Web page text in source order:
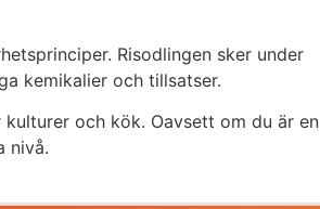
Risodlingen sker under
kemikalier och tillsatser.
och kök. Oavsett om du är en
nivå.